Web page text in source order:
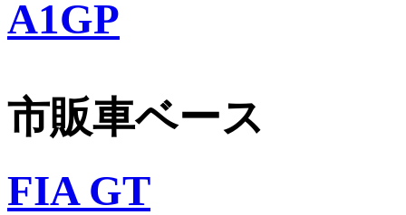
A1GP
市販車ベース
FIA GT